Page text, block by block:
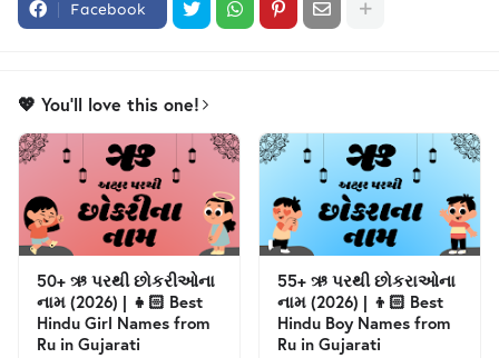
Facebook
💖 You'll love this one!
50+ ઋ પરથી છોકરીઓના
નામ (2026) | 👧🏻 Best
Hindu Girl Names from
Ru in Gujarati
55+ ઋ પરથી છોકરાઓના
નામ (2026) | 👦🏻 Best
Hindu Boy Names from
Ru in Gujarati